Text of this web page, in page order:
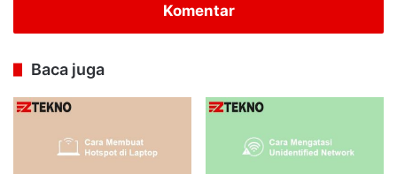
Komentar
Baca juga